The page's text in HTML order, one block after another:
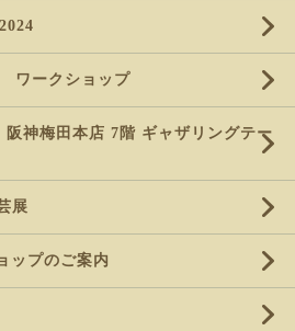
ワークショップ
神梅田本店 7階 ギャザリングテー
展
ップのご案内